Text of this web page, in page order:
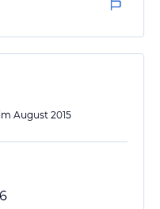
August 2015